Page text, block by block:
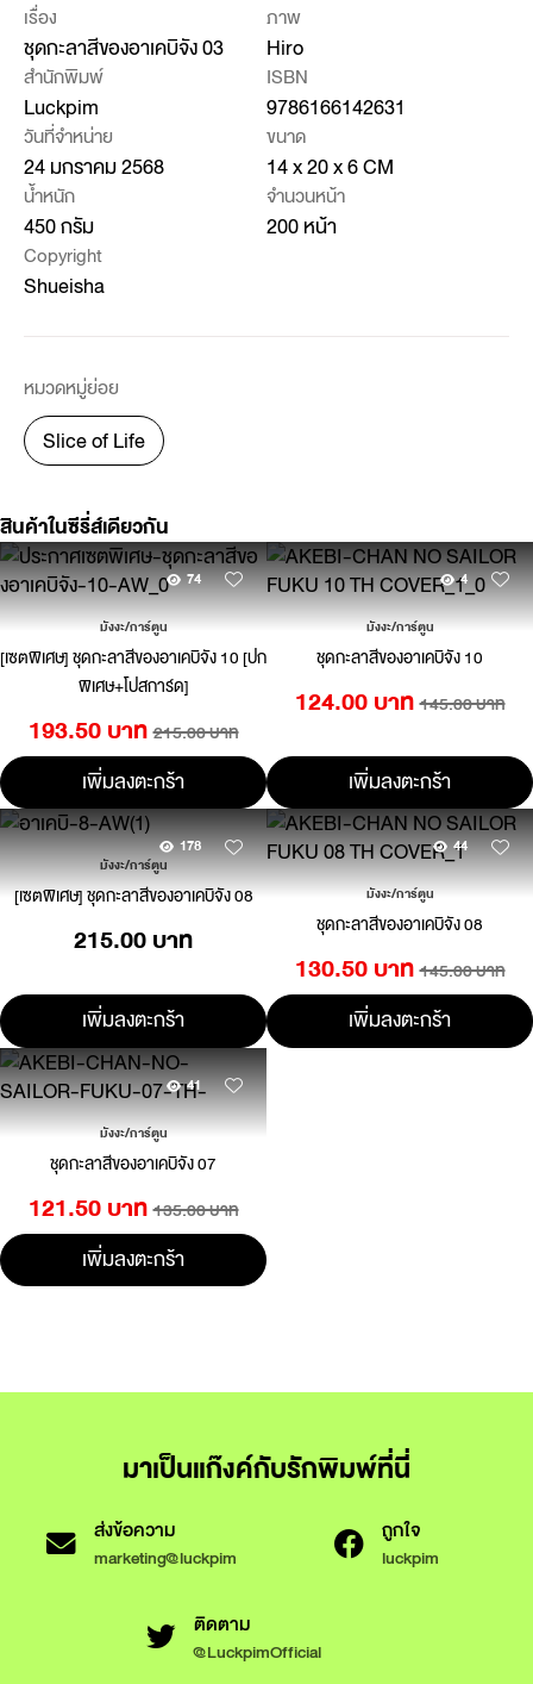
เรื่อง
ชุดกะลาสีของอาเคบิจัง 03
ภาพ
Hiro
สำนักพิมพ์
Luckpim
ISBN
9786166142631
วันที่จำหน่าย
24 มกราคม 2568
ขนาด
14 x 20 x 6 CM
น้ำหนัก
450 กรัม
จำนวนหน้า
200 หน้า
Copyright
Shueisha
หมวดหมู่ย่อย
Slice of Life
สินค้าในซีรี่ส์เดียวกัน
74
มังงะ/การ์ตูน
[เซตพิเศษ] ชุดกะลาสีของอาเคบิจัง 10 [ปก
พิเศษ+โปสการ์ด]
193.50 บาท 215.00 บาท
เพิ่มลงตะกร้า
4
มังงะ/การ์ตูน
ชุดกะลาสีของอาเคบิจัง 10
124.00 บาท 145.00 บาท
เพิ่มลงตะกร้า
178
มังงะ/การ์ตูน
[เซตพิเศษ] ชุดกะลาสีของอาเคบิจัง 08
215.00 บาท
เพิ่มลงตะกร้า
44
มังงะ/การ์ตูน
ชุดกะลาสีของอาเคบิจัง 08
130.50 บาท 145.00 บาท
เพิ่มลงตะกร้า
41
มังงะ/การ์ตูน
ชุดกะลาสีของอาเคบิจัง 07
121.50 บาท 135.00 บาท
เพิ่มลงตะกร้า
มาเป็นแก๊งค์กับรักพิมพ์ที่นี่
ส่งข้อความ
marketing@luckpim
ถูกใจ
luckpim
ติดตาม
@LuckpimOfficial